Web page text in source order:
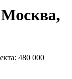
480 000